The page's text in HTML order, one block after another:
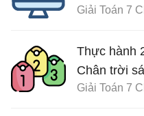
Giải Toán 7
Thực hành
Chân trời
Giải Toán 7